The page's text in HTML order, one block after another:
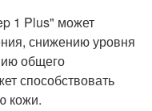
1 Plus" может
снижению уровня
общего
способствовать
кожи.